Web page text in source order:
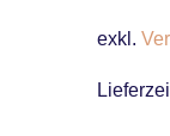
exkl.